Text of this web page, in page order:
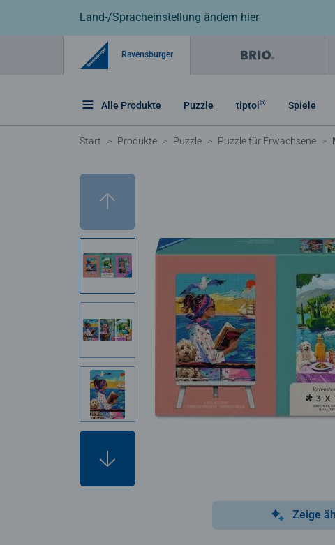
Land-/Spracheinstellung ändern hier
Ravensburger
Alle Produkte Puzzle tiptoi® Spiele
Start Produkte Puzzle Puzzle für Erwachsene
Zeige